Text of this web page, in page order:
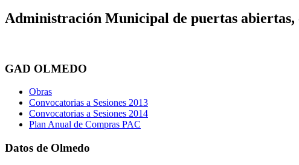
Administración Municipal de puertas
GAD OLMEDO
Obras
Convocatorias a Sesiones 2013
Convocatorias a Sesiones 2014
Plan Anual de Compras PAC
Datos de Olmedo